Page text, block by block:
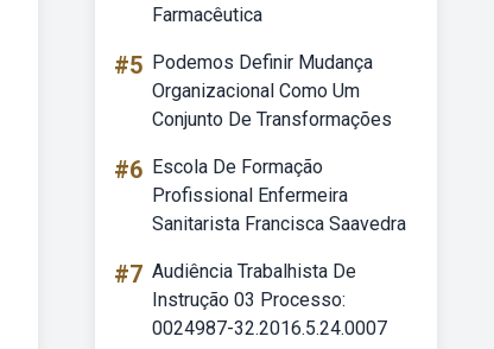
Farmacêutica
#5 Podemos Definir Mudança
Organizacional Como Um
Conjunto De Transformações
#6 Escola De Formação
Profissional Enfermeira
Sanitarista Francisca Saavedra
#7 Audiência Trabalhista De
Instrução 03 Processo:
0024987-32.2016.5.24.0007